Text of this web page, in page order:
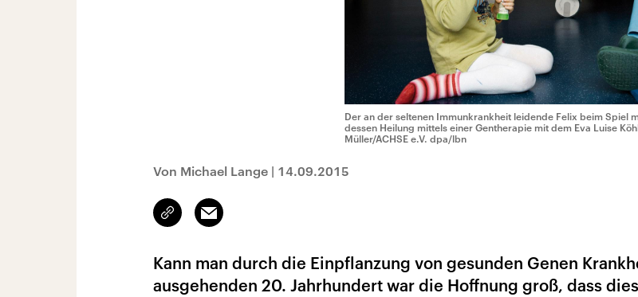
Der an der seltenen Immunkrankheit leidende Felix beim Spiel
dessen Heilung mittels einer Gentherapie mit dem Eva Luise
Müller/ACHSE e.V. dpa/lbn
Von Michael Lange | 14.09.2015
Link
kopieren/teilen
Email
Kann man durch die Einpflanzung von gesunden Genen
ausgehenden 20. Jahrhundert war die Hoffnung groß, dass